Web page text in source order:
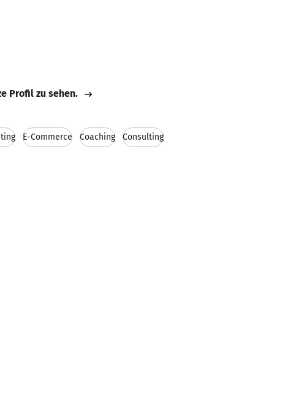
Profil zu sehen.
E-Commerce Coaching Consulting